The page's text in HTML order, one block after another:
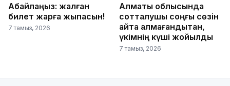
Абайлаңыз: жалған
билет жарға жықпасын!
7 тамыз, 2026
Алматы облысында
сотталушы соңғы сөзін
айта алмағандықтан,
үкімнің күші жойылды
7 тамыз, 2026